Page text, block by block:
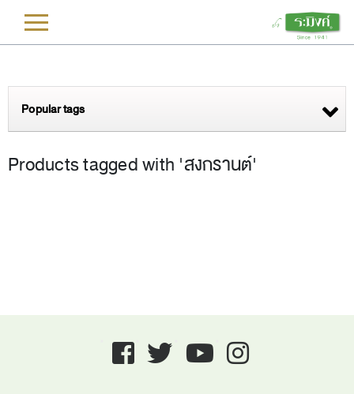
Popular tags
Products tagged with 'สงกรานต์'
Facebook twitter youtube instagram